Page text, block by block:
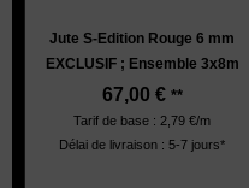
Jute S-Edition Rouge 6 mm
EXCLUSIF ; Ensemble 3x8m
67,00 € **
Tarif de base : 2,79 €/m
Délai de livraison : 5-7 jours*